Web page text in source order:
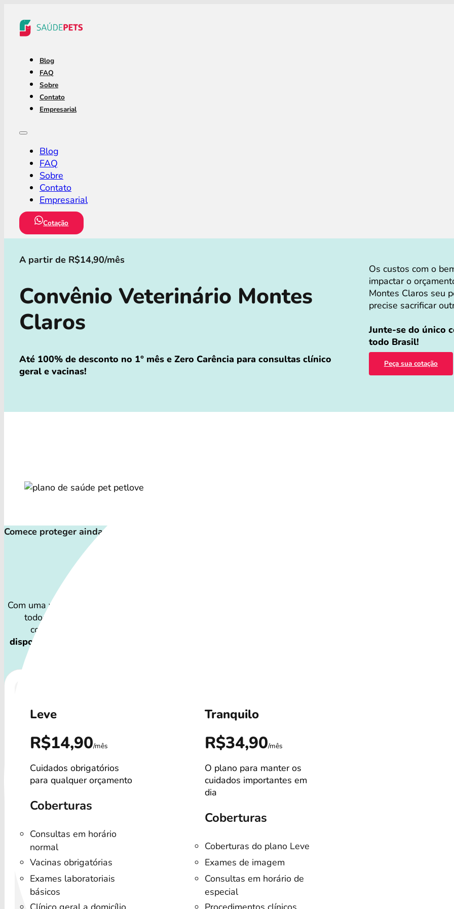
Blog
FAQ
Sobre
Contato
Empresarial
Blog
FAQ
Sobre
Contato
Empresarial
Cotação
A partir de R$14,90/mês
Convênio Veterinário Montes
Claros
Até 100% de desconto no 1° mês e Zero Carência para consultas clínico
geral e vacinas!
Os custos com o
impactar o
Montes Claros seu
precise sacrificar
Junte-se do único
todo Brasil!
Peça sua cotação
Comece proteger ainda hoje!
Plano de Saúde Pet Petlove para
Com uma variedade de cuidados, o Convênio Veterinário atende a
todos os perfis de animais: desde o filhote travesso até o
companheiro sênior que necessita atenção especial.
disponibilidade dos Convênio Veterinário e os custos podem
Leve
R$14,90/mês
Cuidados obrigatórios
para qualquer orçamento
Coberturas
Consultas em horário
normal
Vacinas obrigatórias
Exames laboratoriais
básicos
Tranquilo
R$34,90/mês
O plano para manter os
cuidados importantes em
dia
Coberturas
Coberturas do plano Leve
Exames de imagem
Consultas em horário de
especial